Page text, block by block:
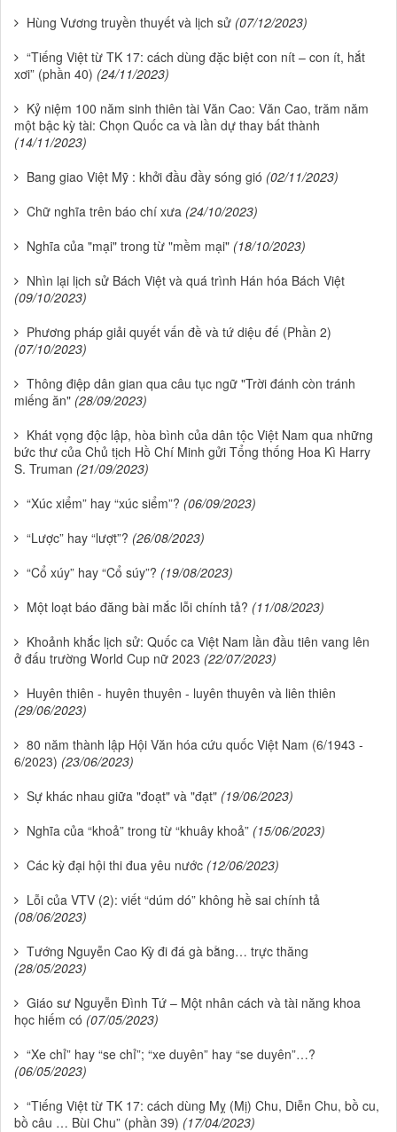
Hùng Vương truyền thuyết và lịch sử (07/12/2023)
“Tiếng Việt từ TK 17: cách dùng đặc biệt con nít – con ít, hắt
xơi” (phần 40) (24/11/2023)
Kỷ niệm 100 năm sinh thiên tài Văn Cao: Văn Cao, trăm năm
một bậc kỳ tài: Chọn Quốc ca và lần dự thay bất thành
(14/11/2023)
Bang giao Việt Mỹ : khởi đầu đầy sóng gió (02/11/2023)
Chữ nghĩa trên báo chí xưa (24/10/2023)
Nghĩa của "mại" trong từ "mềm mại" (18/10/2023)
Nhìn lại lịch sử Bách Việt và quá trình Hán hóa Bách Việt
(09/10/2023)
Phương pháp giải quyết vấn đề và tứ diệu đế (Phần 2)
(07/10/2023)
Thông điệp dân gian qua câu tục ngữ "Trời đánh còn tránh
miếng ăn" (28/09/2023)
Khát vọng độc lập, hòa bình của dân tộc Việt Nam qua những
bức thư của Chủ tịch Hồ Chí Minh gửi Tổng thống Hoa Kì Harry
S. Truman (21/09/2023)
“Xúc xiểm” hay “xúc siểm”? (06/09/2023)
“Lược” hay “lượt”? (26/08/2023)
“Cổ xúy” hay “Cổ súy”? (19/08/2023)
Một loạt báo đăng bài mắc lỗi chính tả? (11/08/2023)
Khoảnh khắc lịch sử: Quốc ca Việt Nam lần đầu tiên vang lên
ở đấu trường World Cup nữ 2023 (22/07/2023)
Huyên thiên - huyên thuyên - luyên thuyên và liên thiên
(29/06/2023)
80 năm thành lập Hội Văn hóa cứu quốc Việt Nam (6/1943 -
6/2023) (23/06/2023)
Sự khác nhau giữa "đoạt" và "đạt" (19/06/2023)
Nghĩa của “khoả” trong từ “khuây khoả” (15/06/2023)
Các kỳ đại hội thi đua yêu nước (12/06/2023)
Lỗi của VTV (2): viết “dúm dó” không hề sai chính tả
(08/06/2023)
Tướng Nguyễn Cao Kỳ đi đá gà bằng… trực thăng
(28/05/2023)
Giáo sư Nguyễn Đình Tứ – Một nhân cách và tài năng khoa
học hiếm có (07/05/2023)
“Xe chỉ” hay “se chỉ”; “xe duyên” hay “se duyên”…?
(06/05/2023)
“Tiếng Việt từ TK 17: cách dùng Mỵ (Mị) Chu, Diễn Chu, bồ cu,
bồ câu … Bùi Chu” (phần 39) (17/04/2023)